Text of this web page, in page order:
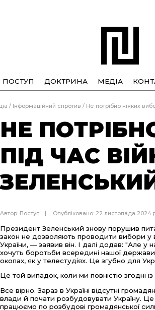
ПОСТУП ДОКТРИНА МЕДІА
/ Інформаційний спротив / Не потрібно ніяких
НЕ
ПІД ЧАС
Автор: Поступ Опубліковано: 22 листопада 2024
Президент Зеленський знову порушив
закон не дозволяють проводити вибори у
України, — заявив він. І далі додав: "Але у
хочуть боротьби всередині нашої
окопах, як у телестудіях. Це згубно для
Це той випадок, коли ми повністю згодні
Все вірно. Зараз в Україні відсутні
влади й почати розбудовувати Україну.
працюємо по розбудові громадянської